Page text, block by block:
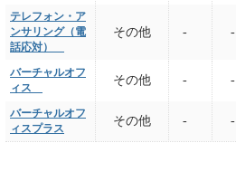
テレフォン・ア
ンサリング（電
話応対）
その他 - -
バーチャルオフ
ィス
その他 - -
バーチャルオフ
ィスプラス
その他 - -